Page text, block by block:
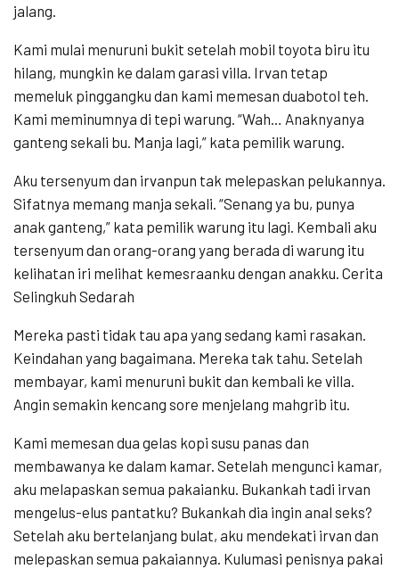
jalang.
Kami mulai menuruni bukit setelah mobil toyota biru itu
hilang, mungkin ke dalam garasi villa. Irvan tetap
memeluk pinggangku dan kami memesan duabotol teh.
Kami meminumnya di tepi warung. “Wah… Anaknyanya
ganteng sekali bu. Manja lagi,” kata pemilik warung.
Aku tersenyum dan irvanpun tak melepaskan pelukannya.
Sifatnya memang manja sekali. “Senang ya bu, punya
anak ganteng,” kata pemilik warung itu lagi. Kembali aku
tersenyum dan orang-orang yang berada di warung itu
kelihatan iri melihat kemesraanku dengan anakku. Cerita
Selingkuh Sedarah
Mereka pasti tidak tau apa yang sedang kami rasakan.
Keindahan yang bagaimana. Mereka tak tahu. Setelah
membayar, kami menuruni bukit dan kembali ke villa.
Angin semakin kencang sore menjelang mahgrib itu.
Kami memesan dua gelas kopi susu panas dan
membawanya ke dalam kamar. Setelah mengunci kamar,
aku melapaskan semua pakaianku. Bukankah tadi irvan
mengelus-elus pantatku? Bukankah dia ingin anal seks?
Setelah aku bertelanjang bulat, aku mendekati irvan dan
melepaskan semua pakaiannya. Kulumasi penisnya pakai